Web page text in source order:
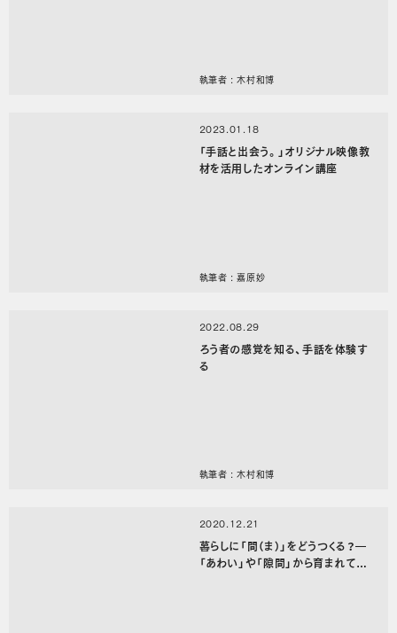
執筆者 : 木村和博
2023.01.18
「手話と出会う。」オリジナル映像教
材を活用したオンライン講座
執筆者 : 嘉原妙
2022.08.29
ろう者の感覚を知る、手話を体験す
る
執筆者 : 木村和博
2020.12.21
暮らしに「間（ま）」をどうつくる？―
「あわい」や「隙間」から育まれていく